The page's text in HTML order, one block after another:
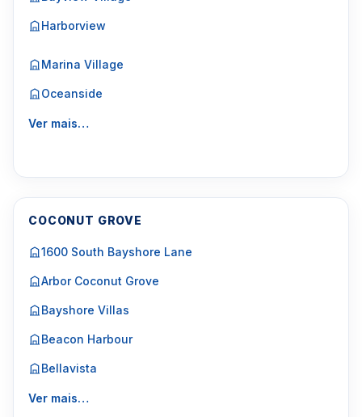
Harborview
Marina Village
Oceanside
Ver mais…
COCONUT GROVE
1600 South Bayshore Lane
Arbor Coconut Grove
Bayshore Villas
Beacon Harbour
Bellavista
Ver mais…